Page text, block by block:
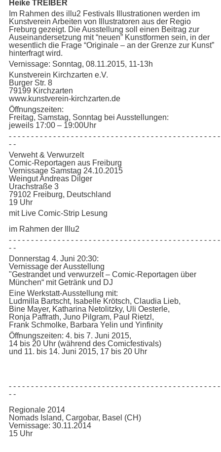
Heike TREIBER
Im Rahmen des illu2 Festivals Illustrationen werden im
Kunstverein Arbeiten von Illustratoren aus der Regio
Freburg gezeigt. Die Ausstellung soll einen Beitrag zur
Auseinandersetzung mit “neuen” Kunstformen sein, in der
wesentlich die Frage “Originale – an der Grenze zur Kunst”
hinterfragt wird.
Vernissage: Sonntag, 08.11.2015, 11-13h
Kunstverein Kirchzarten e.V.
Burger Str. 8
79199 Kirchzarten
www.kunstverein-kirchzarten.de
Öffnungszeiten:
Freitag, Samstag, Sonntag bei Ausstellungen:
jeweils 17:00 – 19:00Uhr
- - - - - - - - - - - - - - - - - - - - - - - - - - - - - - - - - - - - - - - - - - - - - - - -
- -
Verweht & Verwurzelt
Comic-Reportagen aus Freiburg
Vernissage Samstag 24.10.2015
Weingut Andreas Dilger
Urachstraße 3
79102 Freiburg, Deutschland
19 Uhr
mit Live Comic-Strip Lesung
im Rahmen der Illu2
- - - - - - - - - - - - - - - - - - - - - - - - - - - - - - - - - - - - - - - - - - - - - - - -
- -
Donnerstag 4. Juni 20:30:
Vernissage der Ausstellung
"Gestrandet und verwurzelt – Comic-Reportagen über
München“ mit Getränk und DJ
Eine Werkstatt-Ausstellung mit:
Ludmilla Bartscht, Isabelle Krötsch, Claudia Lieb,
Bine Mayer, Katharina Netolitzky, Uli Oesterle,
Ronja Paffrath, Juno Pilgram, Paul Rietzl,
Frank Schmolke, Barbara Yelin und Yinfinity
Öffnungszeiten: 4. bis 7. Juni 2015,
14 bis 20 Uhr (während des Comicfestivals)
und 11. bis 14. Juni 2015, 17 bis 20 Uhr
- - - - - - - - - - - - - - - - - - - - - - - - - - - - - - - - - - - - - - - - - - - - - - - -
- -
Regionale 2014
Nomads Island, Cargobar, Basel (CH)
Vernissage: 30.11.2014
15 Uhr